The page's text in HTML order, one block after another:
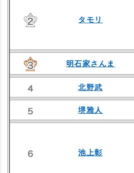
タモリ
明石家さんま
北野武
堺雅人
池上彰